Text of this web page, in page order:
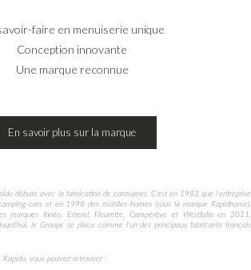
faire en menuiserie unique
Conception innovante
Une marque reconnue
En savoir plus sur la marque
débute avec la fabrication de caravanes. C’est en 1983 que l’entreprise
cars et en 1998 des mobiles-homes (sous la marque Rapidhome).
marques Itinéo, Esterel, Fleurette, Campérêve et Westfalia en 2011,
le Groupe se place comme l’un des principaux fabricants français
vous pouvez retrouver :